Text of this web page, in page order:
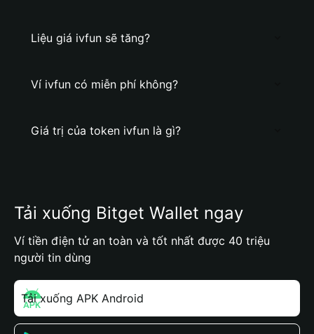
Liệu giá ivfun sẽ tăng?
Ví ivfun có miễn phí không?
Giá trị của token ivfun là gì?
Tải xuống Bitget Wallet ngay
Ví tiền điện tử an toàn và tốt nhất được 40 triệu
người tin dùng
Tải xuống APK Android